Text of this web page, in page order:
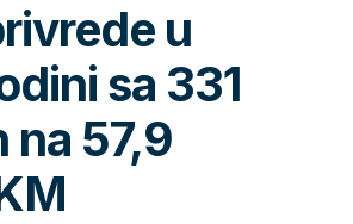
u
sa 331
na 57,9